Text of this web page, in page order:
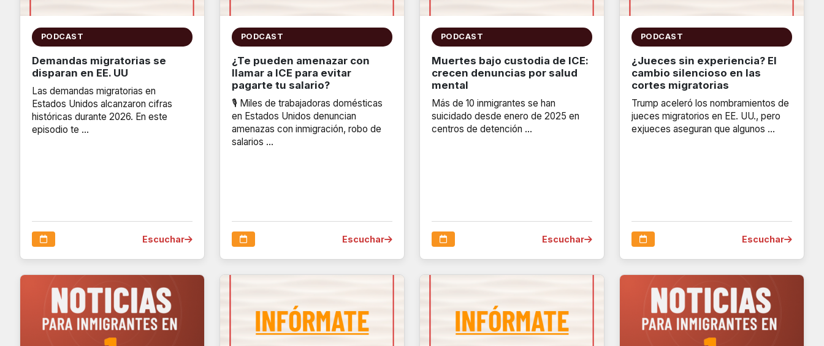
PODCAST
Demandas migratorias se
disparan en EE. UU
Las demandas migratorias en
Estados Unidos alcanzaron cifras
históricas durante 2026. En este
episodio te …
Escuchar
PODCAST
¿Te pueden amenazar con
llamar a ICE para evitar
pagarte tu salario?
🎙️ Miles de trabajadoras domésticas
en Estados Unidos denuncian
amenazas con inmigración, robo de
salarios …
Escuchar
PODCAST
Muertes bajo custodia de ICE:
crecen denuncias por salud
mental
Más de 10 inmigrantes se han
suicidado desde enero de 2025 en
centros de detención …
Escuchar
PODCAST
¿Jueces sin experiencia? El
cambio silencioso en las
cortes migratorias
Trump aceleró los nombramientos de
jueces migratorios en EE. UU., pero
exjueces aseguran que algunos …
Escuchar